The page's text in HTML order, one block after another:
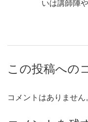
いは講師陣
この投稿への
コメントはありません。